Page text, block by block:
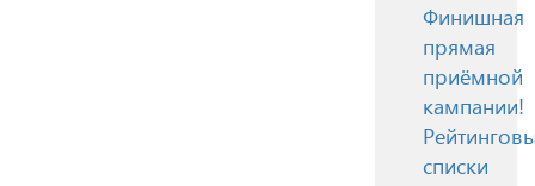
Финишная
прямая
приёмной
кампании!
списки